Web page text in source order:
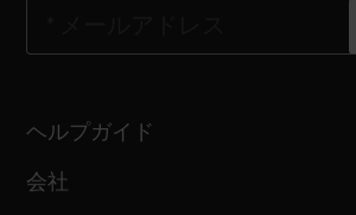
ヘルプガイド
会社